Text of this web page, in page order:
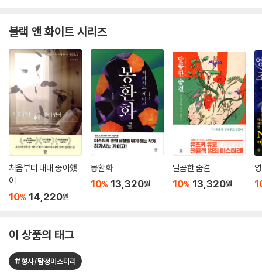
블랙 앤 화이트 시리즈
처음부터 내내 좋아했
어
10% 14,220원
몽환화
10% 13,320원
달콤한 숨결
10% 13,320원
이 상품의 태그
#형사/탐정미스터리